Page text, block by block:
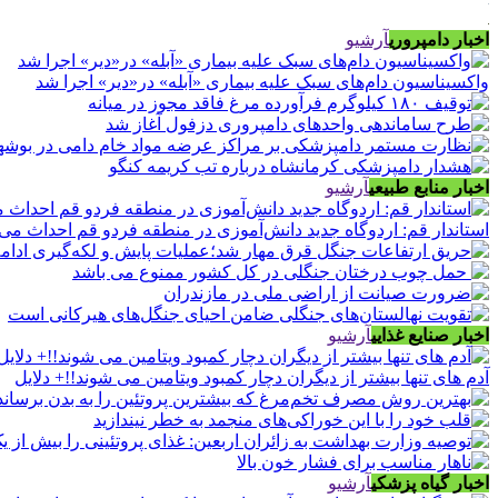
اخبار دامپروریآرشیو
واکسیناسیون دام‌های سبک علیه بیماری «آبله» در«دیر» اجرا شد
اخبار منابع طبیعیآرشیو
استاندار قم: اردوگاه جدید دانش‌آموزی در منطقه فردو قم احداث
اخبار صنایع غذاییآرشیو
آدم های تنها بیشتر از دیگران دچار کمبود ویتامین می شوند!!+ دلایل
اخبار گیاه پزشکیآرشیو